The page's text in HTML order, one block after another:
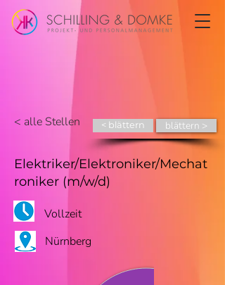
< alle Stellen < blättern blättern >
Elektriker/Elektroniker/Mechat
roniker (m/w/d)
Vollzeit
Nürnberg